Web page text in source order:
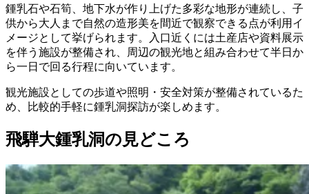
鍾乳石や石筍、地下水が作り上げた多彩な地形が連続し、子
供から大人まで自然の造形美を間近で観察できる点が利用イ
メージとして挙げられます。入口近くには土産店や資料展示
を伴う施設が整備され、周辺の観光地と組み合わせて半日か
ら一日で回る行程に向いています。
観光施設としての歩道や照明・安全対策が整備されているた
め、比較的手軽に鍾乳洞探訪が楽しめます。
飛騨大鍾乳洞の見どころ